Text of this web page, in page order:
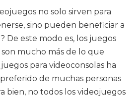
no solo sirven para
sino pueden beneficiar a
De este modo es, los juegos
son mucho más de lo que
para videoconsolas ha
de muchas personas
bien, no todos los videojuegos